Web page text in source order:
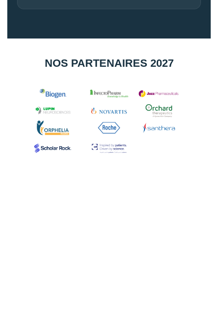
NOS PARTENAIRES 2027